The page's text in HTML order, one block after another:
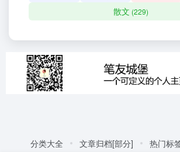
散文 (229)
分类大全 文章归档[部分] 热门标